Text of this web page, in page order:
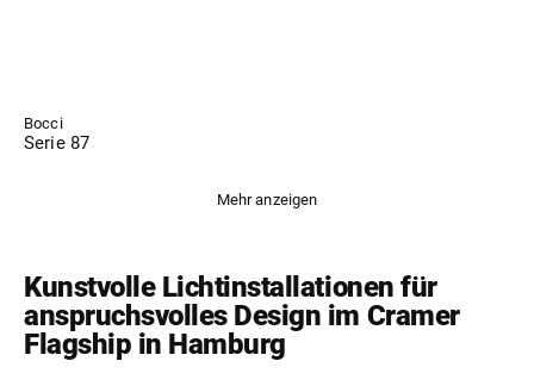
Bocci
Serie 87
Mehr anzeigen
Kunstvolle Lichtinstallationen für
anspruchsvolles Design im Cramer
Flagship in Hamburg